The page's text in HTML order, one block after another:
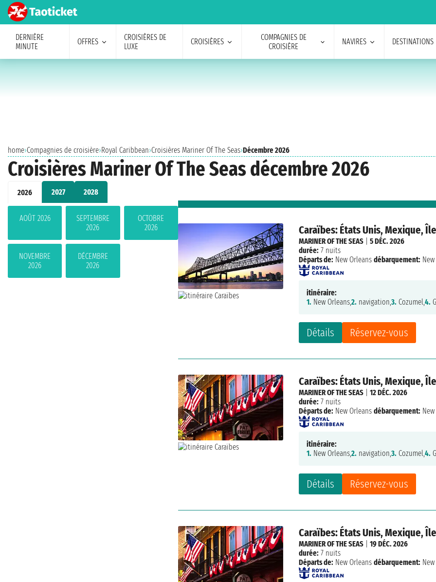
DERNIÈRE
MINUTE
OFFRES
CROISIÈRES DE
LUXE
CROISIÈRES
COMPAGNIES DE
CROISIÈRE
NAVIRES DESTINATIONS
home›Compagnies de croisière›Royal Caribbean›Croisières Mariner Of The Seas›Décembre 2026
Croisières Mariner Of The Seas décembre 2026
2026 2027 2028
AOÛT 2026
SEPTEMBRE
2026
OCTOBRE
2026
NOVEMBRE
2026
DÉCEMBRE
2026
Caraïbes: États Unis, Mexique,
Détails Réservez-vous
MARINER OF THE SEAS |5 DÉC. 2026
durée: 7 nuits
Départs de: New Orleans débarquement:
itinéraire:
1. New Orleans,2. navigation,3. Cozumel,4.
Caraïbes: États Unis, Mexique,
Détails Réservez-vous
MARINER OF THE SEAS |12 DÉC. 2026
durée: 7 nuits
Départs de: New Orleans débarquement:
itinéraire:
1. New Orleans,2. navigation,3. Cozumel,4.
Caraïbes: États Unis, Mexique,
MARINER OF THE SEAS |19 DÉC. 2026
durée: 7 nuits
Départs de: New Orleans débarquement: